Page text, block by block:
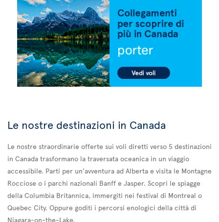
Le nostre destinazioni in Canada
Le nostre straordinarie offerte sui voli diretti verso 5 destinazioni
in Canada trasformano la traversata oceanica in un viaggio
accessibile. Parti per un'avventura ad Alberta e visita le Montagne
Rocciose o i parchi nazionali Banff e Jasper. Scopri le spiagge
della Columbia Britannica, immergiti nei festival di Montreal o
Quebec City. Oppure goditi i percorsi enologici della città di
Niagara-on-the-Lake.